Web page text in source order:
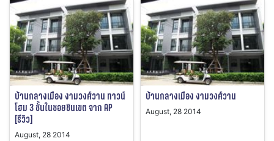
บ้านกลางเมือง งามวงศ์วาน ทาวน์
โฮม 3 ชั้นในซอยชินเขต จาก AP
[รีวิว]
August, 28 2014
บ้านกลางเมือง งามวงศ์วาน
August, 28 2014